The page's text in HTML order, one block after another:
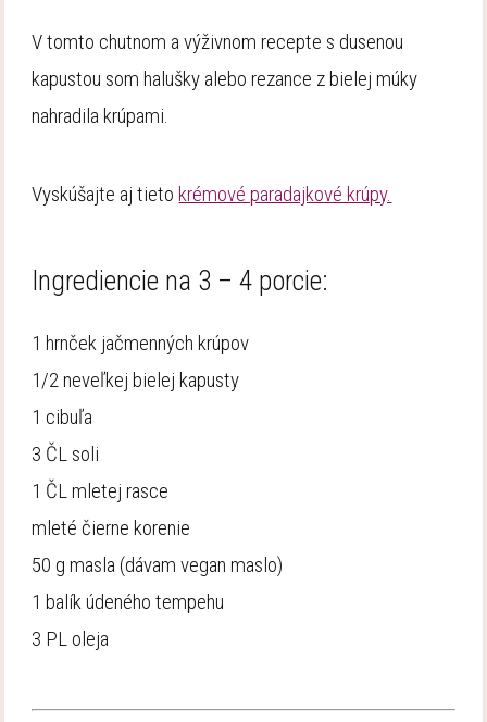
V tomto chutnom a výživnom recepte s dusenou
kapustou som halušky alebo rezance z bielej múky
nahradila krúpami.
Vyskúšajte aj tieto krémové paradajkové krúpy.
Ingrediencie na 3 – 4 porcie:
1 hrnček jačmenných krúpov
1/2 neveľkej bielej kapusty
1 cibuľa
3 ČL soli
1 ČL mletej rasce
mleté čierne korenie
50 g masla (dávam vegan maslo)
1 balík údeného tempehu
3 PL oleja